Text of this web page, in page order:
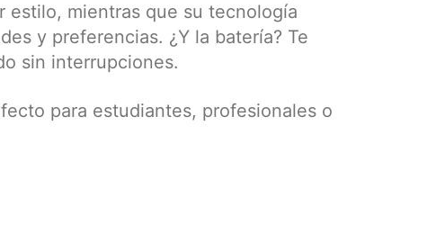
estilo, mientras que su tecnología
y preferencias. ¿Y la batería? Te
sin interrupciones.
para estudiantes, profesionales o